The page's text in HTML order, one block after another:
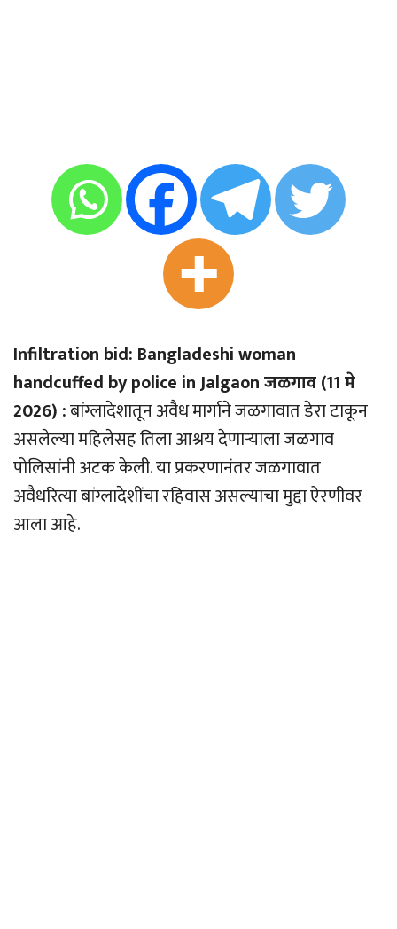
Infiltration bid: Bangladeshi woman
handcuffed by police in Jalgaon जळगाव (11 मे
2026) :बांग्लादेशातून अवैध मार्गाने जळगावात डेरा टाकून
असलेल्या महिलेसह तिला आश्रय देणार्‍याला जळगाव
पोलिसांनी अटक केली. या प्रकरणानंतर जळगावात
अवैधरित्या बांग्लादेशींचा रहिवास असल्याचा मुद्दा ऐरणीवर
आला आहे.